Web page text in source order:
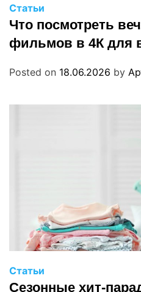
Статьи
Что посмотреть
фильмов в 4К для
Posted on 18.06.2026 by
Статьи
Сезонные хит-